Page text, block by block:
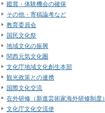
鑑賞・体験機会の確保
その他・寄稿論考など
教育委員会
国民文化祭
地域文化の振興
関西元気文化圏
文化庁地域文化創生本部
観光政策との連携
国際文化交流
在外研修（新進芸術家海外研修制度）
文化庁文化交流使